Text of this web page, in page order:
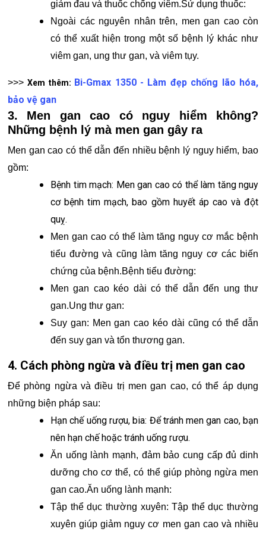
giảm đau và thuốc chống viêm.Sử dụng thuốc:
Ngoài các nguyên nhân trên, men gan cao còn
có thể xuất hiện trong một số bệnh lý khác như
viêm gan, ung thư gan, và viêm tụy.
>>>Xem thêm: Bi-Gmax 1350 - Làm đẹp chống lão hóa,
bảo vệ gan
3. Men gan cao có nguy hiểm không?
Những bệnh lý mà men gan gây ra
Men gan cao có thể dẫn đến nhiều bệnh lý nguy hiểm, bao
gồm:
Bệnh tim mạch: Men gan cao có thể làm tăng nguy
cơ bệnh tim mạch, bao gồm huyết áp cao và đột
quỵ.
Men gan cao có thể làm tăng nguy cơ mắc bệnh
tiểu đường và cũng làm tăng nguy cơ các biến
chứng của bệnh.Bệnh tiểu đường:
Men gan cao kéo dài có thể dẫn đến ung thư
gan.Ung thư gan:
Suy gan: Men gan cao kéo dài cũng có thể dẫn
đến suy gan và tổn thương gan.
4. Cách phòng ngừa và điều trị men gan cao
Để phòng ngừa và điều trị men gan cao, có thể áp dụng
những biện pháp sau:
Hạn chế uống rượu, bia: Để tránh men gan cao, bạn
nên hạn chế hoặc tránh uống rượu.
Ăn uống lành mạnh, đảm bảo cung cấp đủ dinh
dưỡng cho cơ thể, có thể giúp phòng ngừa men
gan cao.Ăn uống lành mạnh:
Tập thể dục thường xuyên: Tập thể dục thường
xuyên giúp giảm nguy cơ men gan cao và nhiều